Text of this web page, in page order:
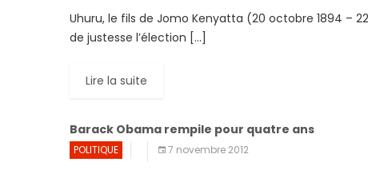
Uhuru, le fils de Jomo Kenyatta (20 octobre 1894 –
de justesse l’élection […]
Lire la suite
Barack Obama rempile pour quatre ans
POLITIQUE 7 novembre 2012